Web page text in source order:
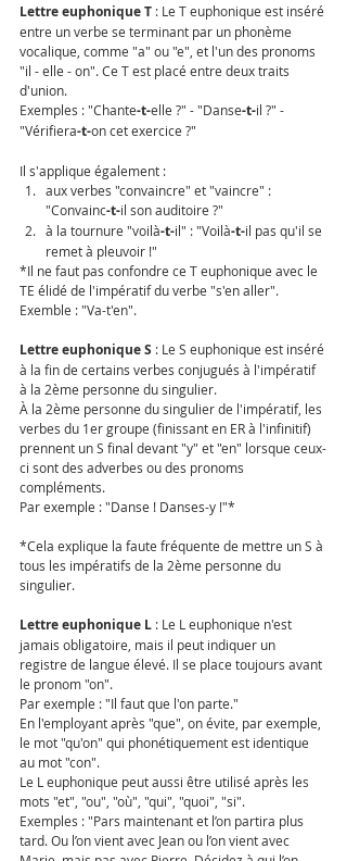
Lettre euphonique T : Le T euphonique est inséré
entre un verbe se terminant par un phonème
vocalique, comme "a" ou "e", et l'un des pronoms
"il - elle - on". Ce T est placé entre deux traits
d'union.
Exemples : "Chante-t-elle ?" - "Danse-t-il ?" -
"Vérifiera-t-on cet exercice ?"
Il s'applique également :
aux verbes "convaincre" et "vaincre" :
"Convainc-t-il son auditoire ?"
à la tournure "voilà-t-il" : "Voilà-t-il pas qu'il se
remet à pleuvoir !"
*Il ne faut pas confondre ce T euphonique avec le
TE élidé de l'impératif du verbe "s'en aller".
Exemble : "Va-t'en".
Lettre euphonique S : Le S euphonique est inséré
à la fin de certains verbes conjugués à l'impératif
à la 2ème personne du singulier.
À la 2ème personne du singulier de l'impératif, les
verbes du 1er groupe (finissant en ER à l'infinitif)
prennent un S final devant "y" et "en" lorsque ceux-
ci sont des adverbes ou des pronoms
compléments.
Par exemple : "Danse ! Danses-y !"*
*Cela explique la faute fréquente de mettre un S à
tous les impératifs de la 2ème personne du
singulier.
Lettre euphonique L : Le L euphonique n'est
jamais obligatoire, mais il peut indiquer un
registre de langue élevé. Il se place toujours avant
le pronom "on".
Par exemple : "Il faut que l'on parte."
En l'employant après "que", on évite, par exemple,
le mot "qu'on" qui phonétiquement est identique
au mot "con".
Le L euphonique peut aussi être utilisé après les
mots "et", "ou", "où", "qui", "quoi", "si".
Exemples : "Pars maintenant et l’on partira plus
tard. Ou l’on vient avec Jean ou l’on vient avec